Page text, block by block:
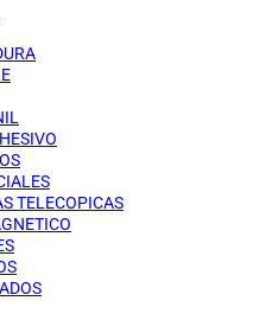
TELECOPICAS